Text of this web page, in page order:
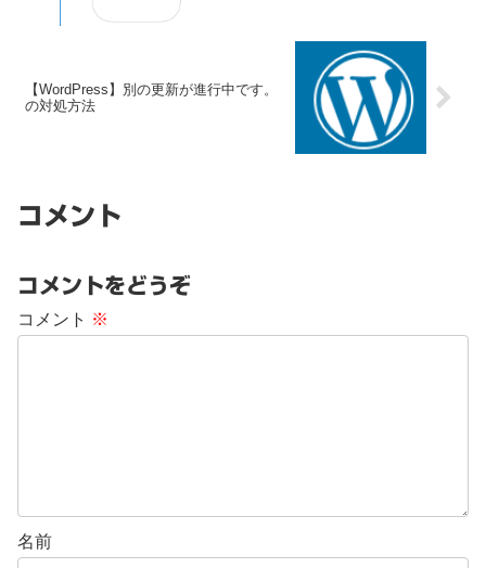
【WordPress】別の更新が進行中です。
の対処方法
コメント
コメントをどうぞ
コメント ※
名前